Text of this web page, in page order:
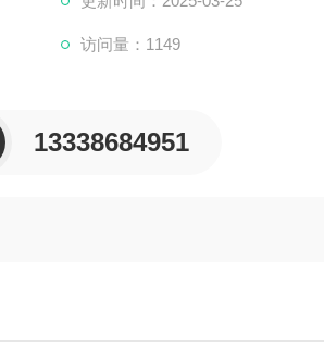
访问量：1149
13338684951